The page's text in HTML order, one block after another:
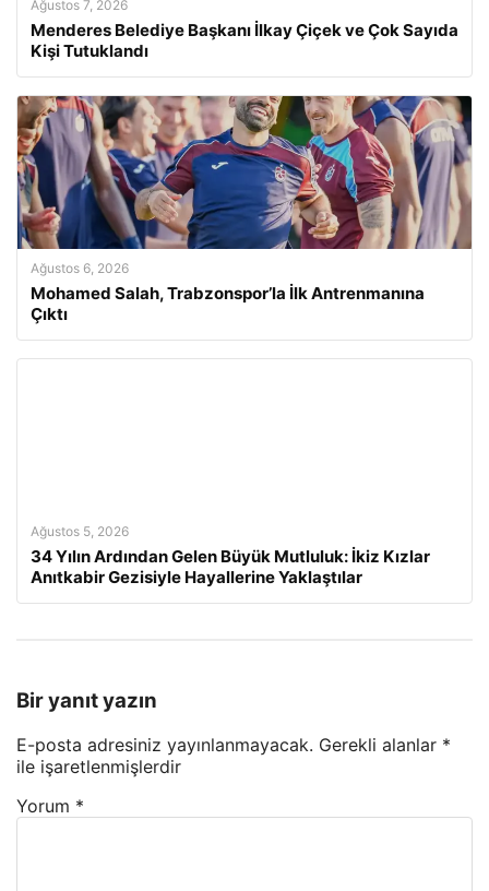
Ağustos 7, 2026
Menderes Belediye Başkanı İlkay Çiçek ve Çok Sayıda
Kişi Tutuklandı
Ağustos 6, 2026
Mohamed Salah, Trabzonspor’la İlk Antrenmanına
Çıktı
Ağustos 5, 2026
34 Yılın Ardından Gelen Büyük Mutluluk: İkiz Kızlar
Anıtkabir Gezisiyle Hayallerine Yaklaştılar
Bir yanıt yazın
E-posta adresiniz yayınlanmayacak. Gerekli alanlar *
ile işaretlenmişlerdir
Yorum *